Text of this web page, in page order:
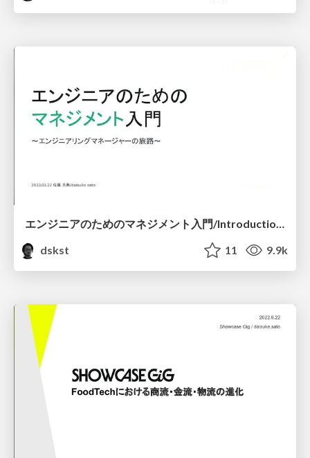
エンジニアのためのマネジメント入門/Introduction to Management for Software Engineers
dskst
11 9.9k